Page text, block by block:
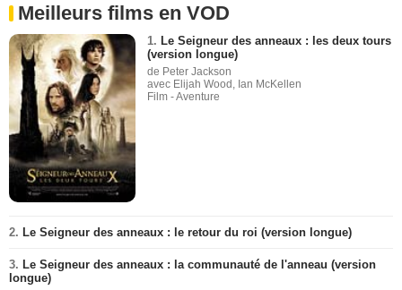
Meilleurs films en VOD
1. Le Seigneur des anneaux : les deux tours
(version longue)
de Peter Jackson
avec Elijah Wood, Ian McKellen
Film - Aventure
2. Le Seigneur des anneaux : le retour du roi (version longue)
3. Le Seigneur des anneaux : la communauté de l'anneau (version
longue)